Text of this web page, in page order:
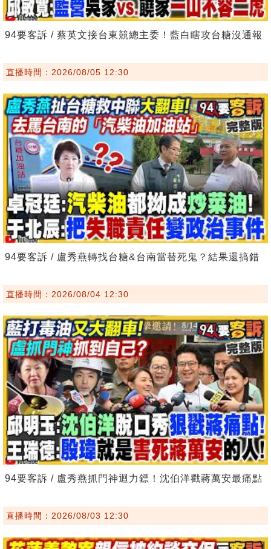
94要客訴 / 蔡英文接台東競總主委！藍白瞎攻台糖沒通報
直播時間：2026/08/05 12:30
94要客訴 / 盧秀燕轉找台糖&台南當替死鬼？結果還搞錯
直播時間：2026/08/04 12:30
94要客訴 / 盧秀燕抓門神迴力鏢！沈伯洋戳蔣萬安最痛點
直播時間：2026/08/03 12:30